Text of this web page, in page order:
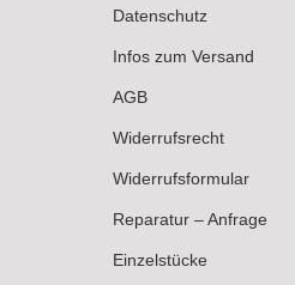
Datenschutz
Infos zum Versand
AGB
Widerrufsrecht
Widerrufsformular
Reparatur – Anfrage
Einzelstücke